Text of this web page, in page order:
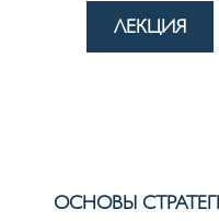
ЛЕКЦИЯ
ОСНОВЫ